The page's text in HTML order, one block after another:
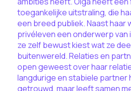
toegankelijke uitstraling, die
een breed publiek. Naast haar
privéleven een onderwerp
ze zelf bewust kiest wat ze
buitenwereld. Relaties en
open geweest over haar
langdurige en stabiele partner
getrouwd, maar leeft samen